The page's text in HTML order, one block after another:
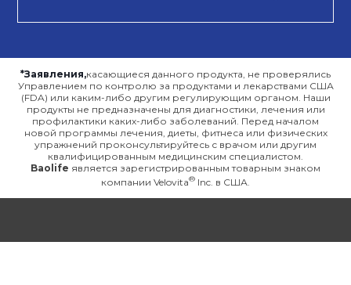
*Заявления,касающиеся данного продукта, не проверялись
Управлением по контролю за продуктами и лекарствами США
(FDA) или каким-либо другим регулирующим органом. Наши
продукты не предназначены для диагностики, лечения или
профилактики каких-либо заболеваний. Перед началом
новой программы лечения, диеты, фитнеса или физических
упражнений проконсультируйтесь с врачом или другим
квалифицированным медицинским специалистом.
Baolife является зарегистрированным товарным знаком
компании Velovita
Inc. в США.